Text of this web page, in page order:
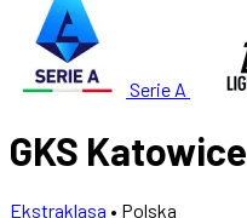
Serie A
GKS Katowice
Ekstraklasa • Polska